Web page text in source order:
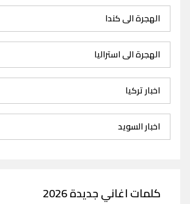
الهجرة الى كندا
الهجرة الى استراليا
اخبار تركيا
اخبار السويد
كلمات اغاني جديدة 2026